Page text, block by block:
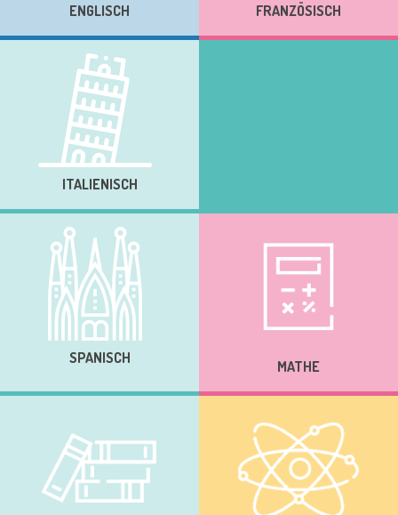
ENGLISCH FRANZÖSISCH
ITALIENISCH
SPANISCH MATHE